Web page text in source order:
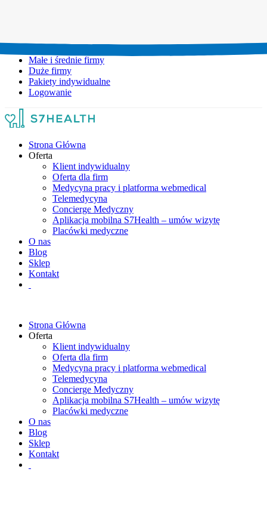
Małe i średnie firmy
Duże firmy
Pakiety indywidualne
Logowanie
Strona Główna
Oferta
Klient indywidualny
Oferta dla firm
Medycyna pracy i platforma webmedical
Telemedycyna
Concierge Medyczny
Aplikacja mobilna S7Health – umów wizytę
Placówki medyczne
O nas
Blog
Sklep
Kontakt
Strona Główna
Oferta
Klient indywidualny
Oferta dla firm
Medycyna pracy i platforma webmedical
Telemedycyna
Concierge Medyczny
Aplikacja mobilna S7Health – umów wizytę
Placówki medyczne
O nas
Blog
Sklep
Kontakt